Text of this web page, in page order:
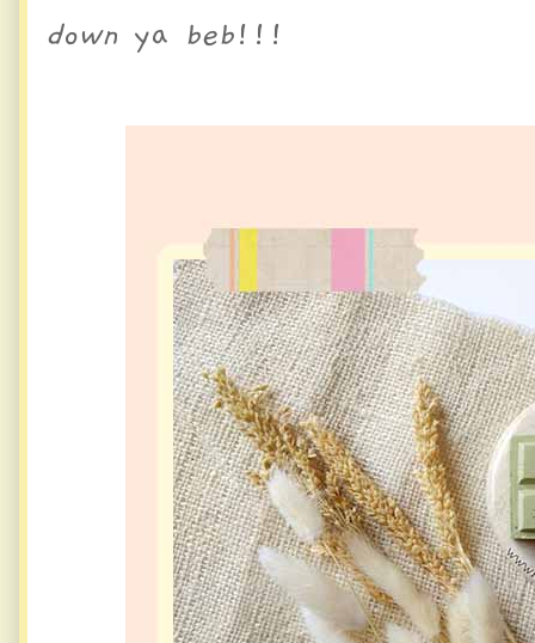
down ya beb!!!